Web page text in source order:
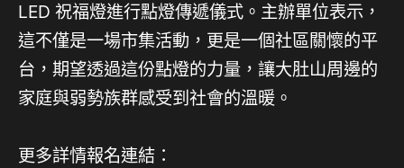
LED 祝福燈進行點燈傳遞儀式。主辦單位表示，
這不僅是一場市集活動，更是一個社區關懷的平
台，期望透過這份點燈的力量，讓大肚山周邊的
家庭與弱勢族群感受到社會的溫暖。
更多詳情報名連結：